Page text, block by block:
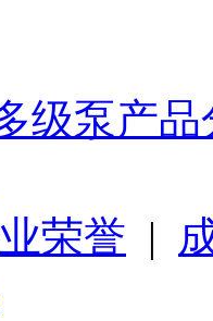
级泵产
荣誉 |